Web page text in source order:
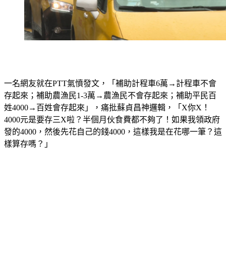
存起來；補助農漁民1-3萬→農漁民不會存起來；補助平民百
姓4000→百姓會存起來」，痛批蘇貞昌神邏輯，「X你X！
4000元是要存三X啦？半個月伙食費都不夠了！如果我領政府
發的4000，然後先花自己的錢4000，這樣我是在花哪一筆？這
樣算存嗎？」